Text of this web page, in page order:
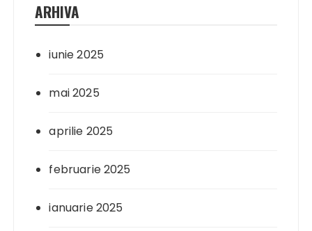
ARHIVA
iunie 2025
mai 2025
aprilie 2025
februarie 2025
ianuarie 2025